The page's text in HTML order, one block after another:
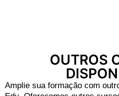
OUTROS
Amplie sua formação com